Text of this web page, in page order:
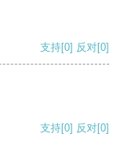
支持[0] 反对[0]
支持[0] 反对[0]